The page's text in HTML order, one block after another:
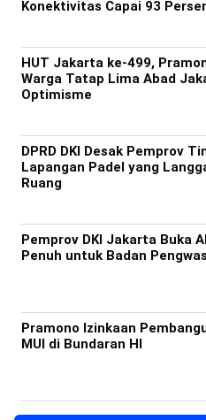
Konektivitas Capai 93
HUT Jakarta ke-499,
Warga Tatap Lima Abad
Optimisme
DPRD DKI Desak Pemprov
Lapangan Padel yang
Ruang
Pemprov DKI Jakarta Buka
Penuh untuk Badan
Pramono Izinkaan
MUI di Bundaran HI